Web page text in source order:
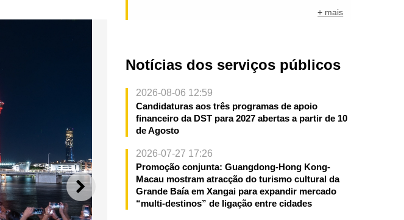
SEGUINTE
+ mais
Notícias dos serviços públicos
2026-08-06 12:59
Candidaturas aos três programas de apoio
financeiro da DST para 2027 abertas a partir de 10
de Agosto
2026-07-27 17:26
Promoção conjunta: Guangdong-Hong Kong-
Macau mostram atracção do turismo cultural da
Grande Baía em Xangai para expandir mercado
“multi-destinos” de ligação entre cidades